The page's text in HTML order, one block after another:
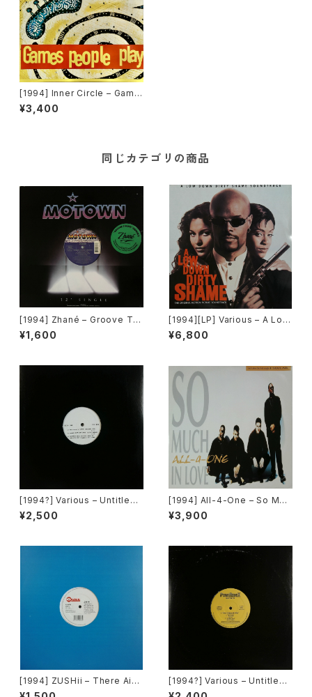
[1994] Inner Circle – Game
s People Play [WEA]
¥3,400
同じカテゴリの商品
[1994] Zhané – Groove Th
ang (Remix) [Motown][在庫
B]
¥1,600
[1994][LP] Various – A Low
Down Dirty Shame (The Or
iginal Motion Picture Soun
¥6,800
[1994?] Various – Untitled
(Nas – Lifes A Bitch) [Not
On Label][PROMO]
¥2,500
[1994] All-4-One – So Muc
h In Love [Atlantic]
¥3,900
[1994] ZUSHii – There Ain't
Enough Love ('94 Remix) /
[1994?] Various – Untitled
(PM-669)[PoweRemix Rec